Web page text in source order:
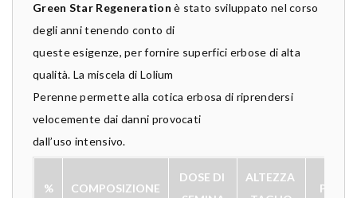
Green Star Regeneration è stato sviluppato nel corso
degli anni tenendo conto di
queste esigenze, per fornire superfici erbose di alta
qualità. La miscela di Lolium
Perenne permette alla cotica erbosa di riprendersi
velocemente dai danni provocati
dall’uso intensivo.
% COMPOSIZIONE
DOSE DI
ALTEZZA